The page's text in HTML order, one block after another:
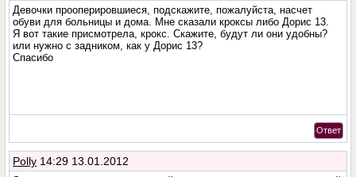
Девочки прооперировшиеся, подскажите, пожалуйста, насчет
обуви для больницы и дома. Мне сказали кроксы либо Дорис 13.
Я вот такие присмотрела, крокс. Скажите, будут ли они удобны?
или нужно с задником, как у Дорис 13?
Спасибо
Ответ
Polly 14:29 13.01.2012